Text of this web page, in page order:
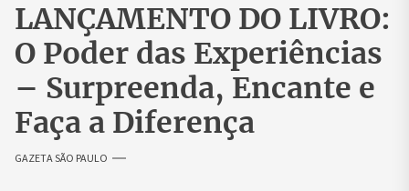
LANÇAMENTO DO LIVRO:
O Poder das Experiências
– Surpreenda, Encante e
Faça a Diferença
GAZETA SÃO PAULO